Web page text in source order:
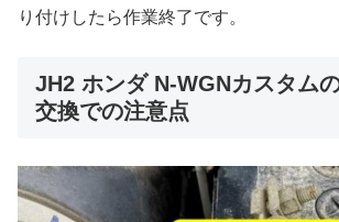
り付けしたら作業終了です。
JH2 ホンダ N-WGNカスタム
交換での注意点